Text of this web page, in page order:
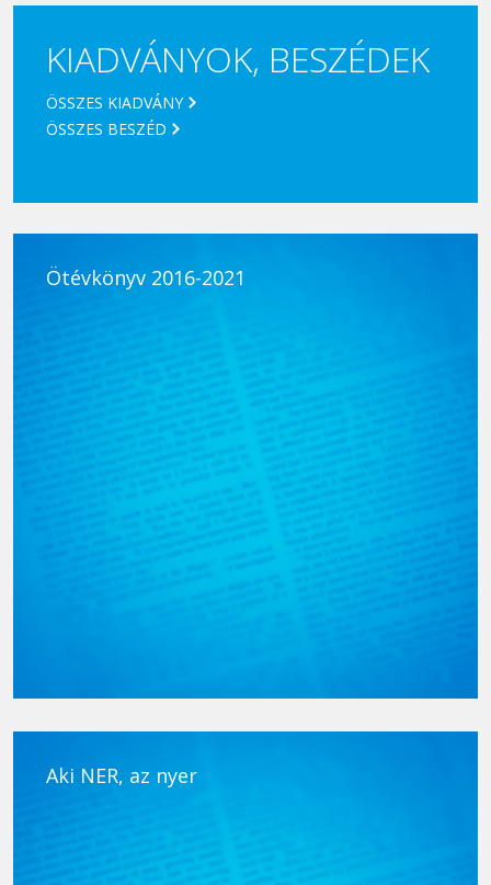
KIADVÁNYOK, BESZÉDEK
ÖSSZES KIADVÁNY
ÖSSZES BESZÉD
Ötévkönyv 2016-2021
Aki NER, az nyer